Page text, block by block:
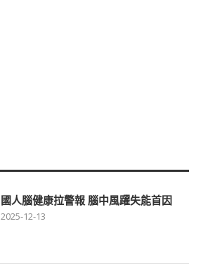
國人腦健康拉警報 腦中風躍失能首因
2025-12-13